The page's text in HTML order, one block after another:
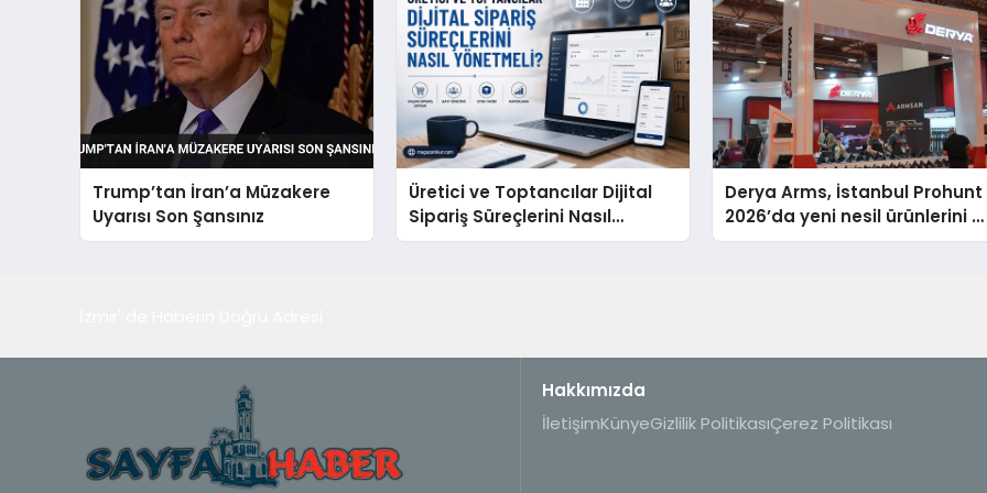
Trump’tan İran’a Müzakere
Uyarısı Son Şansınız
Üretici ve Toptancılar Dijital
Sipariş Süreçlerini Nasıl
Yönetmeli?
Derya Arms, İstanbul Prohunt
2026’da yeni nesil ürünlerini
global marka vizyonunu
Hakkımızda
İletişimKünyeGizlilik PolitikasıÇerez Politikası